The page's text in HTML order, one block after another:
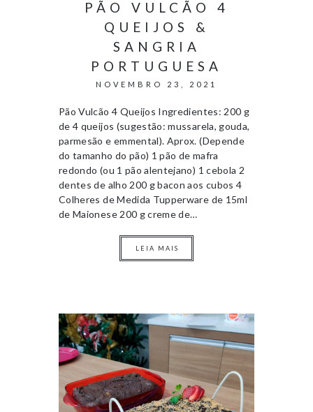
PÃO VULCÃO 4
QUEIJOS &
SANGRIA
PORTUGUESA
NOVEMBRO 23, 2021
Pão Vulcão 4 Queijos Ingredientes: 200 g
de 4 queijos (sugestão: mussarela, gouda,
parmesão e emmental). Aprox. (Depende
do tamanho do pão) 1 pão de mafra
redondo (ou 1 pão alentejano) 1 cebola 2
dentes de alho 200 g bacon aos cubos 4
Colheres de Medida Tupperware de 15ml
de Maionese 200 g creme de…
LEIA MAIS